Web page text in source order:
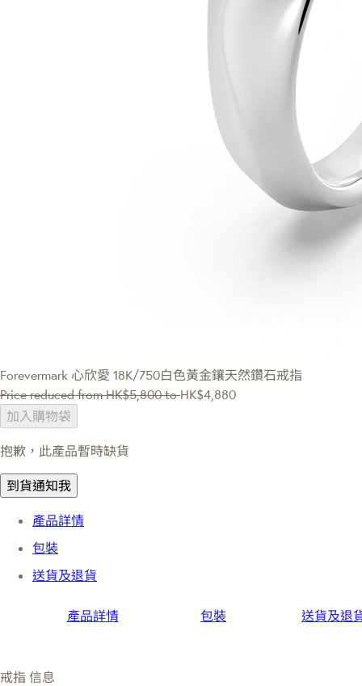
Forevermark 心欣愛 18K/750白色黃金鑲天然鑽石戒指
Price reduced fromHK$5,800 toHK$4,880
加入購物袋
抱歉，此產品暫時缺貨
到貨通知我
產品詳情
包裝
送貨及退貨
產品詳情 包裝 送貨及退
戒指 信息